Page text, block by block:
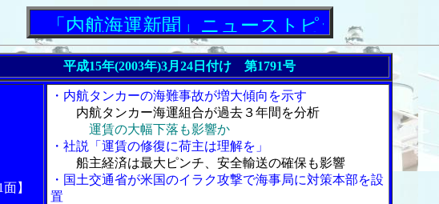
内航海運新聞」ニューストピックス
平成15年(2003年)3月24日付け 第1791号
】
・内航タンカーの海難事故が増大傾向を示す
内航タンカー海運組合が過去３年間を分析
運賃の大幅下落も影響か
・社説「運賃の修復に荷主は理解を」
船主経済は最大ピンチ、安全輸送の確保も影響
・国土交通省が米国のイラク攻撃で海事局に対策本部を設
置